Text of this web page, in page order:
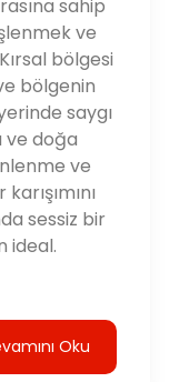
sahip
ve
bölgesi
bölgenin
saygı
ve doğa
ve
sessiz bir
ideal.
Oku